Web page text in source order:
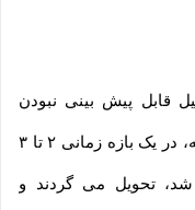
قابل پیش بینی نبودن
مسائلی نظیر ترافیک یا حوداث غیر مترقبه، در یک بازه زمانی ۲ تا ۳
تحویل می گردند و